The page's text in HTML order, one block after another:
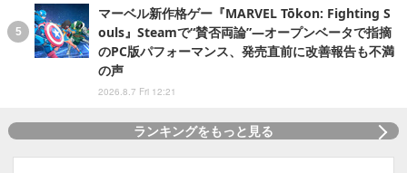
マーベル新作格ゲー『MARVEL Tōkon: Fighting S
ouls』Steamで“賛否両論”―オープンベータで指摘
のPC版パフォーマンス、発売直前に改善報告も不満
の声
2026.8.7 Fri 12:21
ランキングをもっと見る